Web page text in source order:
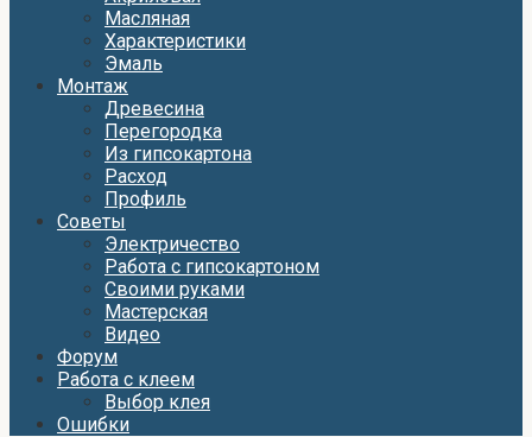
Масляная
Характеристики
Эмаль
Монтаж
Древесина
Перегородка
Из гипсокартона
Расход
Профиль
Советы
Электричество
Работа с гипсокартоном
Своими руками
Мастерская
Видео
Форум
Работа с клеем
Выбор клея
Ошибки